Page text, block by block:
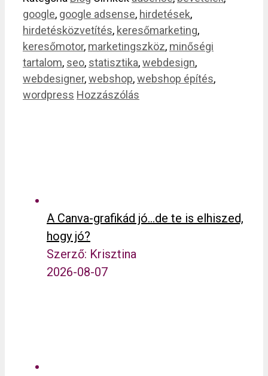
google, google adsense, hirdetések,
hirdetésközvetítés, keresőmarketing,
keresőmotor, marketingszköz, minőségi
tartalom, seo, statisztika,webdesign,
webdesigner,webshop,webshop építés,
wordpress Hozzászólás
A Canva-grafikád jó…de te is elhiszed,
hogy jó?
Szerző: Krisztina
2026-08-07